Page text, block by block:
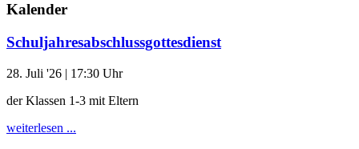
Kalender
Schuljahresabschlussgottesdienst
28. Juli '26 | 17:30 Uhr
der Klassen 1-3 mit Eltern
weiterlesen ...